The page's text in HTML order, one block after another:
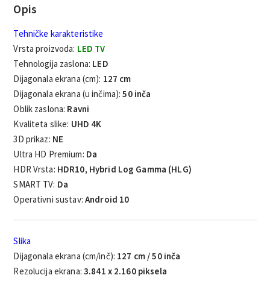
Opis
Tehničke karakteristike
Vrsta proizvoda: LED TV
Tehnologija zaslona: LED
Dijagonala ekrana (cm): 127 cm
Dijagonala ekrana (u inčima):50 inča
Oblik zaslona: Ravni
Kvaliteta slike: UHD 4K
3D prikaz: NE
Ultra HD Premium: Da
HDR Vrsta: HDR10, Hybrid Log Gamma (HLG)
SMART TV: Da
Operativni sustav: Android 10
Slika
Dijagonala ekrana (cm/inč): 127 cm / 50 inča
Rezolucija ekrana: 3.841 x 2.160 piksela